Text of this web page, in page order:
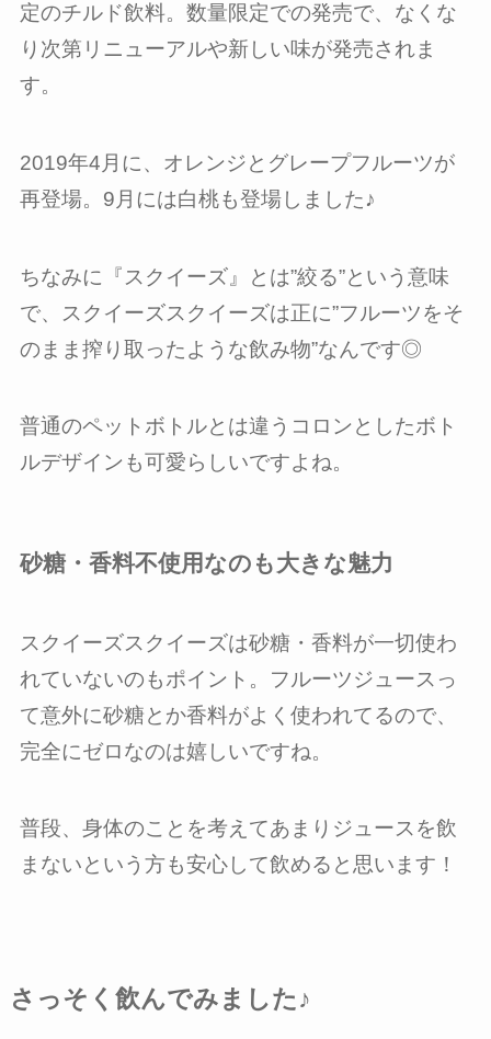
定のチルド飲料。数量限定での発売で、なくな
り次第リニューアルや新しい味が発売されま
す。
2019年4月に、オレンジとグレープフルーツが
再登場。9月には白桃も登場しました♪
ちなみに『スクイーズ』とは”絞る”という意味
で、スクイーズスクイーズは正に”フルーツをそ
のまま搾り取ったような飲み物”なんです◎
普通のペットボトルとは違うコロンとしたボト
ルデザインも可愛らしいですよね。
砂糖・香料不使用なのも大きな魅力
スクイーズスクイーズは砂糖・香料が一切使わ
れていないのもポイント。フルーツジュースっ
て意外に砂糖とか香料がよく使われてるので、
完全にゼロなのは嬉しいですね。
普段、身体のことを考えてあまりジュースを飲
まないという方も安心して飲めると思います！
さっそく飲んでみました♪